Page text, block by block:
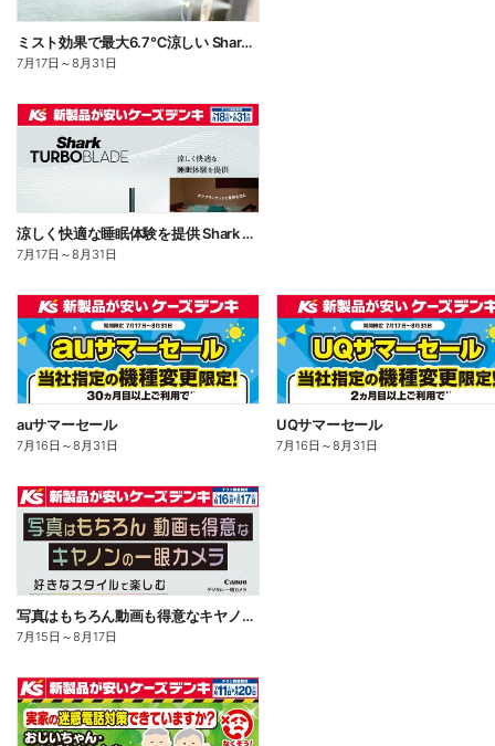
ミスト効果で最大6.7℃涼しい Shark FLEXBREEZE PRO MIST
7月17日 ～8月31日
涼しく快適な睡眠体験を提供 Shark TUBOBLADE
7月17日 ～8月31日
auサマーセール
7月16日 ～8月31日
UQサマーセール
7月16日 ～8月31日
写真はもちろん動画も得意なキヤノンの一眼カメラ
7月15日 ～8月17日